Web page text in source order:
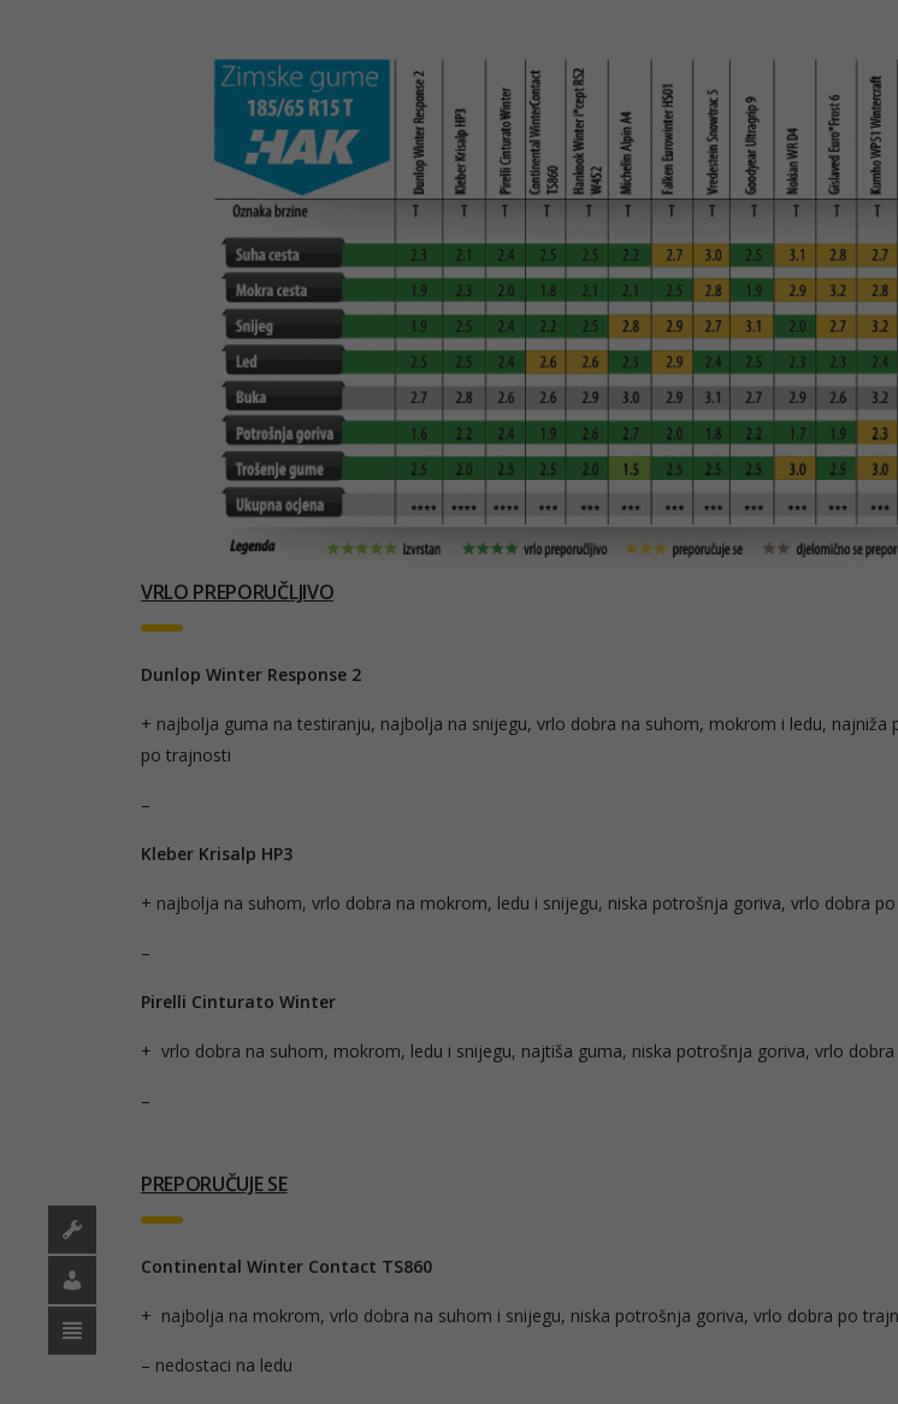
VRLO PREPORUČLJIVO
Dunlop Winter Response 2
+ najbolja guma na testiranju, najbolja na snijegu, vrlo dobra na suhom, mokrom i ledu, najniža
po trajnosti
–
Kleber Krisalp HP3
+ najbolja na suhom, vrlo dobra na mokrom, ledu i snijegu, niska potrošnja goriva, vrlo dobra
–
Pirelli Cinturato Winter
+ vrlo dobra na suhom, mokrom, ledu i snijegu, najtiša guma, niska potrošnja goriva, vrlo
–
PREPORUČUJE SE
Continental Winter Contact TS860
+ najbolja na mokrom, vrlo dobra na suhom i snijegu, niska potrošnja goriva, vrlo dobra po
– nedostaci na ledu